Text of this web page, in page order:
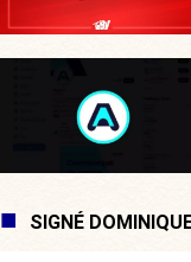
SIGNÉ